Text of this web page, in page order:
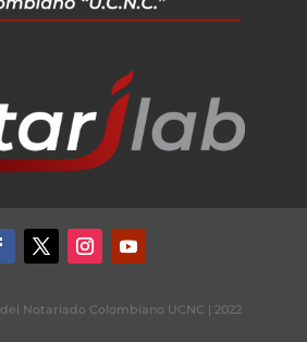
Notariado Colombiano UCNC | 2022